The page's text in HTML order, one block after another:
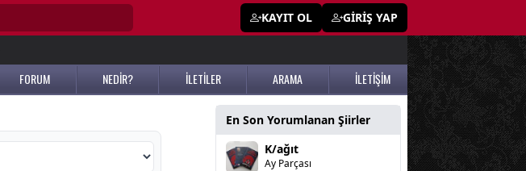
KAYIT OL GİRİŞ YAP
FORUM NEDİR? İLETİLER ARAMA İLETİŞİM
En Son Yorumlanan Şiirler
K/ağıt
Ay Parçası